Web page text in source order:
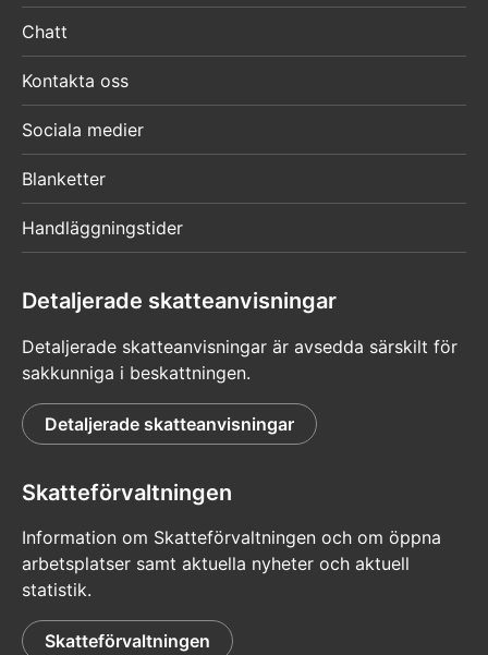
Chatt
Kontakta oss
Sociala medier
Blanketter
Handläggningstider
Detaljerade skatteanvisningar
Detaljerade skatteanvisningar är avsedda särskilt för
sakkunniga i beskattningen.
Detaljerade skatteanvisningar
Skatteförvaltningen
Information om Skatteförvaltningen och om öppna
arbetsplatser samt aktuella nyheter och aktuell
statistik.
Skatteförvaltningen